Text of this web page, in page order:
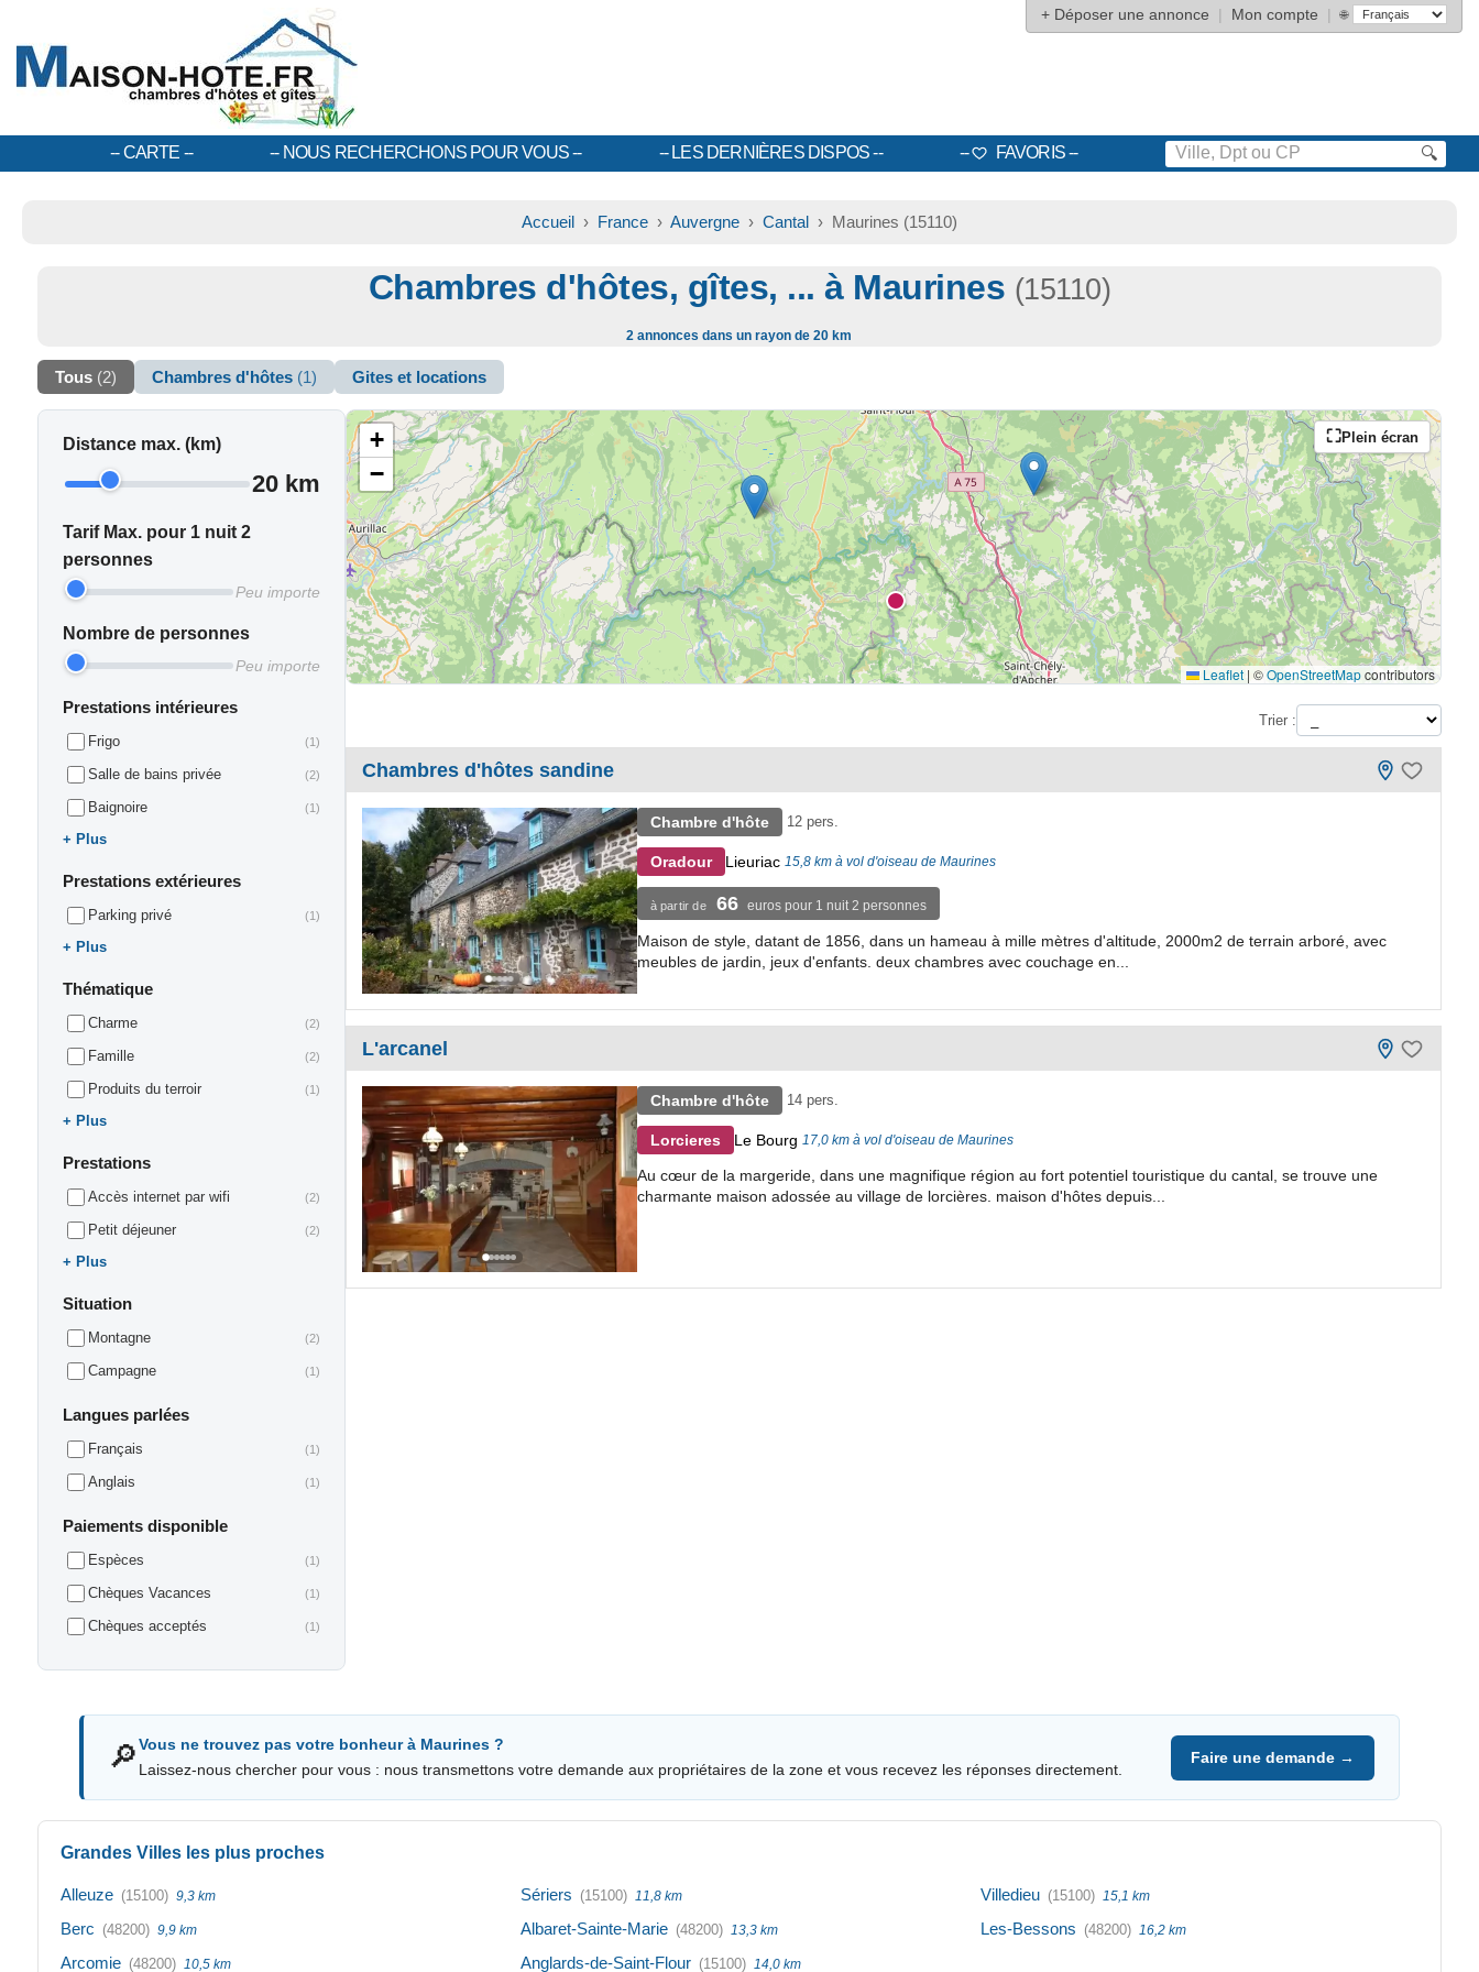
+ Déposer une annonce | Mon compte | 🌐
CARTE NOUS RECHERCHONS POUR VOUS LES DERNIÈRES DISPOS FAVORIS 🔍
Accueil› France› Auvergne› Cantal› Maurines (15110)
Chambres d'hôtes, gîtes, ... à Maurines (15110)
2 annonces dans un rayon de 20 km
Tous (2) Chambres d'hôtes (1) Gites et locations
Distance max. (km)
20 km
Tarif Max. pour 1 nuit 2
personnes
Peu importe
Nombre de personnes
Peu importe
Prestations intérieures
Frigo (1)
Salle de bains privée (2)
Baignoire (1)
Plus
Prestations extérieures
Parking privé (1)
Plus
Thématique
Charme (2)
Famille (2)
Produits du terroir (1)
Plus
Prestations
Accès internet par wifi (2)
Petit déjeuner (2)
Plus
Situation
Montagne (2)
Campagne (1)
Langues parlées
Français (1)
Anglais (1)
Paiements disponible
Espèces (1)
Chèques Vacances (1)
Chèques acceptés (1)
Plein écran
+
−
Leaflet | ©OpenStreetMapcontributors
Trier :
Chambres d'hôtes sandine
Chambre d'hôte 12 pers.
Oradour Lieuriac 15,8 km à vol d'oiseau de Maurines
à partir de 66 euros pour 1 nuit 2 personnes
Maison de style, datant de 1856, dans un hameau à mille mètres d'altitude, 2000m2 de terrain arboré, avec
meubles de jardin, jeux d'enfants. deux chambres avec couchage en...
L'arcanel
Chambre d'hôte 14 pers.
Lorcieres Le Bourg 17,0 km à vol d'oiseau de Maurines
Au cœur de la margeride, dans une magnifique région au fort potentiel touristique du cantal, se trouve une
charmante maison adossée au village de lorcières. maison d'hôtes depuis...
🔎Vous ne trouvez pas votre bonheur à Maurines ?
Laissez-nous chercher pour vous : nous transmettons votre demande aux propriétaires de la zone et vous recevez les réponses directement.
Faire une demande →
Grandes Villes les plus proches
Alleuze (15100) 9,3 km
Berc (48200) 9,9 km
Arcomie (48200) 10,5 km
Sériers (15100) 11,8 km
Albaret-Sainte-Marie (48200) 13,3 km
Anglards-de-Saint-Flour (15100) 14,0 km
Villedieu (15100) 15,1 km
Les-Bessons (48200) 16,2 km